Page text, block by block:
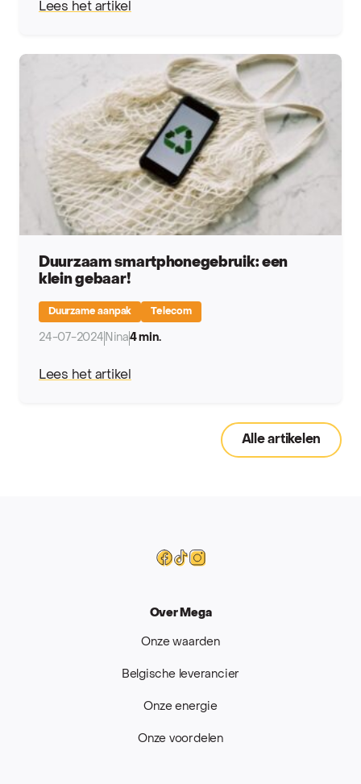
Lees het artikel
Duurzaam smartphonegebruik: een
klein gebaar!
Duurzame aanpak Telecom
24-07-2024 Nina4 min.
Lees het artikel
Alle artikelen
Facebook
Tiktok
Instagram
Over Mega
Onze waarden
Belgische leverancier
Onze energie
Onze voordelen